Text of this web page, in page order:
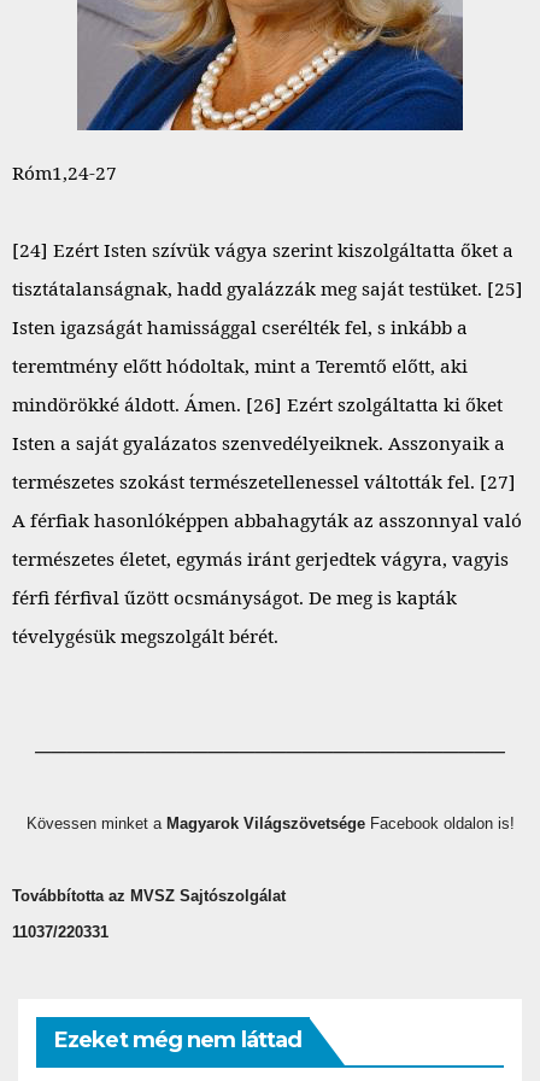
Róm1,24-27
[24] Ezért Isten szívük vágya szerint kiszolgáltatta őket a
tisztátalanságnak, hadd gyalázzák meg saját testüket. [25]
Isten igazságát hamissággal cserélték fel, s inkább a
teremtmény előtt hódoltak, mint a Teremtő előtt, aki
mindörökké áldott. Ámen. [26] Ezért szolgáltatta ki őket
Isten a saját gyalázatos szenvedélyeiknek. Asszonyaik a
természetes szokást természetellenessel váltották fel. [27]
A férfiak hasonlóképpen abbahagyták az asszonnyal való
természetes életet, egymás iránt gerjedtek vágyra, vagyis
férfi férfival űzött ocsmányságot. De meg is kapták
tévelygésük megszolgált bérét.
——————————————————————————————
Kövessen minket aMagyarok Világszövetsége Facebook oldalon is!
Továbbította az MVSZ Sajtószolgálat
11037/220331
Ezeket még nem láttad